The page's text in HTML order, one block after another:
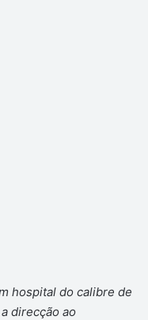
hospital do calibre de
direcção ao